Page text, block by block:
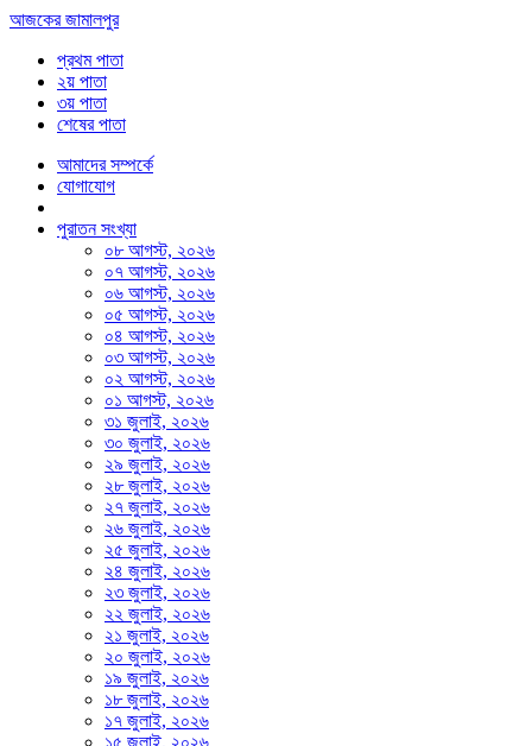
আজকের জামালপুর
প্রথম পাতা
২য় পাতা
৩য় পাতা
শেষের পাতা
আমাদের সম্পর্কে
যোগাযোগ
পুরাতন সংখ্যা
০৮ আগস্ট, ২০২৬
০৭ আগস্ট, ২০২৬
০৬ আগস্ট, ২০২৬
০৫ আগস্ট, ২০২৬
০৪ আগস্ট, ২০২৬
০৩ আগস্ট, ২০২৬
০২ আগস্ট, ২০২৬
০১ আগস্ট, ২০২৬
৩১ জুলাই, ২০২৬
৩০ জুলাই, ২০২৬
২৯ জুলাই, ২০২৬
২৮ জুলাই, ২০২৬
২৭ জুলাই, ২০২৬
২৬ জুলাই, ২০২৬
২৫ জুলাই, ২০২৬
২৪ জুলাই, ২০২৬
২৩ জুলাই, ২০২৬
২২ জুলাই, ২০২৬
২১ জুলাই, ২০২৬
২০ জুলাই, ২০২৬
১৯ জুলাই, ২০২৬
১৮ জুলাই, ২০২৬
১৭ জুলাই, ২০২৬
১৫ জুলাই, ২০২৬